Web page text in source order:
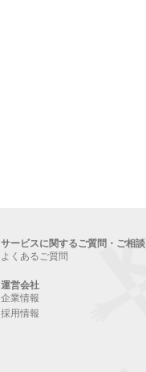
サービスに関するご質問・ご相談
よくあるご質問
運営会社
企業情報
採用情報